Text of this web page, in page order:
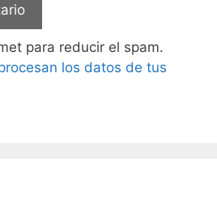
para reducir el spam.
los datos de tus